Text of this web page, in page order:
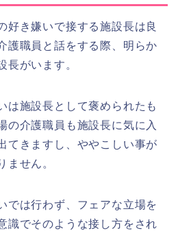
好き嫌いで接する施設長は良
護職員と話をする際、明らか
長がいます。
は施設長として褒められたも
の介護職員も施設長に気に入
てきますし、ややこしい事が
ません。
では行わず、フェアな立場を
識でそのような接し方をされ